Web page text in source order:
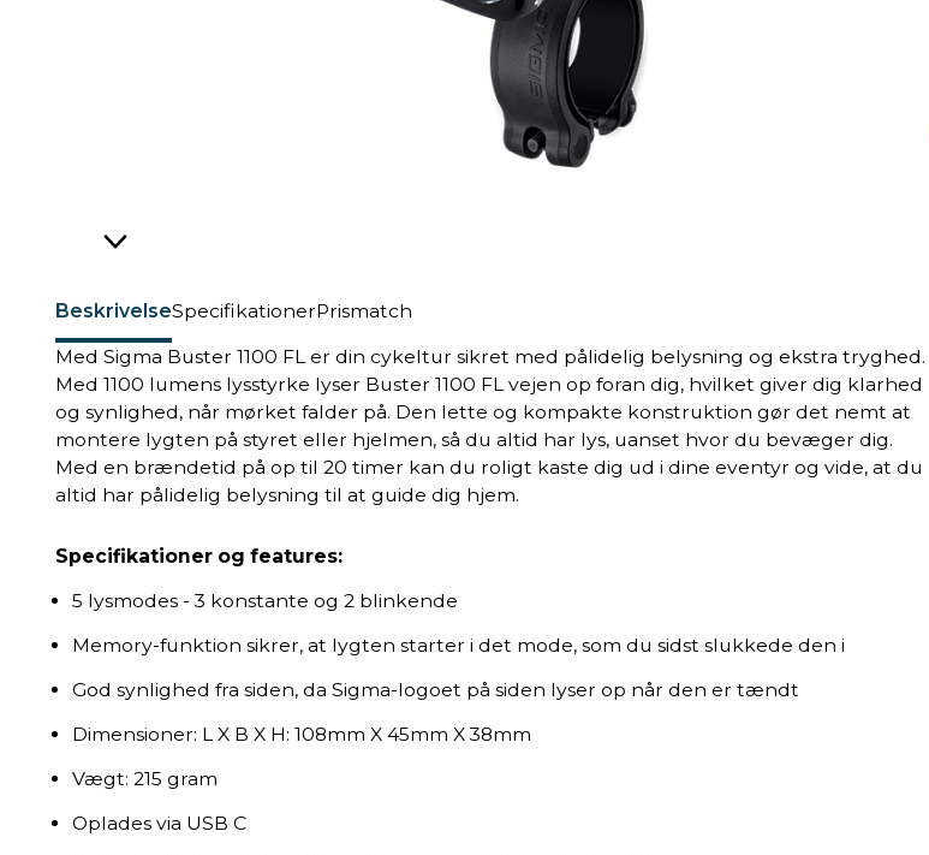
BeskrivelseSpecifikationerPrismatch
Med Sigma Buster 1100 FL er din cykeltur sikret med pålidelig belysning og ekstra tryghed.
Med 1100 lumens lysstyrke lyser Buster 1100 FL vejen op foran dig, hvilket giver dig klarhed
og synlighed, når mørket falder på. Den lette og kompakte konstruktion gør det nemt at
montere lygten på styret eller hjelmen, så du altid har lys, uanset hvor du bevæger dig.
Med en brændetid på op til 20 timer kan du roligt kaste dig ud i dine eventyr og vide, at du
altid har pålidelig belysning til at guide dig hjem.
Specifikationer og features:
5 lysmodes - 3 konstante og 2 blinkende
Memory-funktion sikrer, at lygten starter i det mode, som du sidst slukkede den i
God synlighed fra siden, da Sigma-logoet på siden lyser op når den er tændt
Dimensioner: L X B X H: 108mm X 45mm X 38mm
Vægt: 215 gram
Oplades via USB C